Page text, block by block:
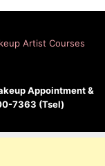
Artist Courses
Appointment &
7363 (Tsel)